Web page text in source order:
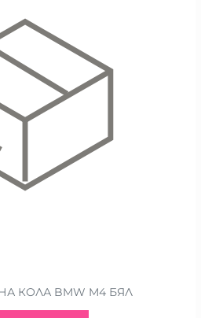
КОЛА BMW M4 БЯЛ